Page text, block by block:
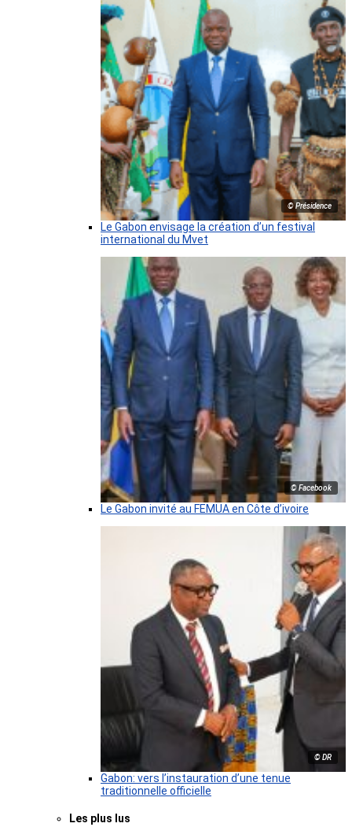
© Présidence
Le Gabon envisage la création d’un festival
international du Mvet
© Facebook
Le Gabon invité au FEMUA en Côte d’ivoire
© DR
Gabon: vers l’instauration d’une tenue
traditionnelle officielle
Les plus lus